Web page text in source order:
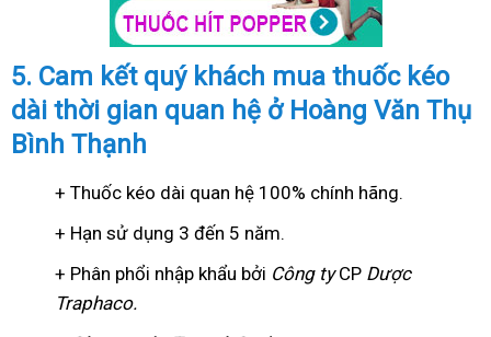
5. Cam kết quý khách mua thuốc kéo
dài thời gian quan hệ ở Hoàng Văn Thụ
Bình Thạnh
+ Thuốc kéo dài quan hệ 100% chính hãng.
+ Hạn sử dụng 3 đến 5 năm.
+ Phân phổi nhập khẩu bởi Công tyCP Dược
Traphaco.